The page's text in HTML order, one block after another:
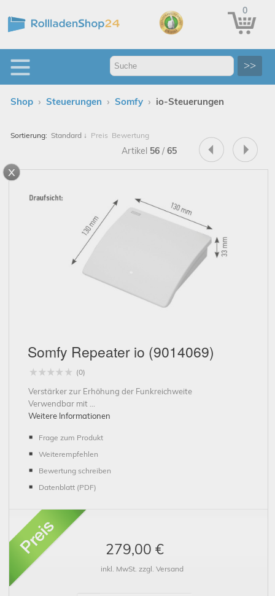
0
>>
Shop › Steuerungen › Somfy › io-Steuerungen
Sortierung: Standard ↓ Preis Bewertung
Artikel 56 / 65
Somfy Repeater io (9014069)
(0)
Verstärker zur Erhöhung der Funkreichweite
Verwendbar mit ...
Weitere Informationen
Frage zum Produkt
Weiterempfehlen
Bewertung schreiben
Datenblatt (PDF)
279,00 €
inkl. MwSt. zzgl. Versand
x